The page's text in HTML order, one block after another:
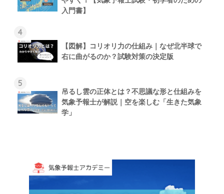
入門書】
4
【図解】コリオリ力の仕組み｜なぜ北半球で
右に曲がるのか？試験対策の決定版
5
吊るし雲の正体とは？不思議な形と仕組みを
気象予報士が解説｜空を楽しむ「生きた気象
学」